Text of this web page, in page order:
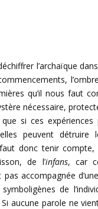
l’archaïque
qu’il nous faut
nécessaire,
si ces
peuvent détruire
donc tenir
de l’infans, car
pas accompagnée
de
aucune parole ne